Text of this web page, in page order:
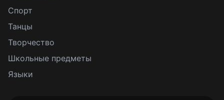
Спорт
Танцы
Творчество
Школьные предметы
Языки